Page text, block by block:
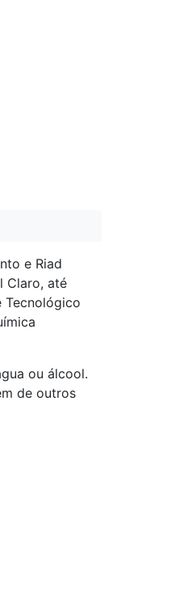
e Riad
Claro, até
Tecnológico
ou álcool.
de outros